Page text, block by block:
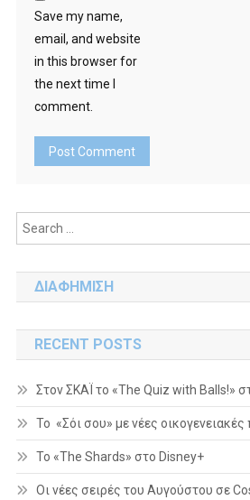
Save my name,
email, and website
in this browser for
the next time I
comment.
ΔΙΑΦΗΜΙΣΗ
RECENT POSTS
Στον ΣΚΑΪ το «The Quiz with Balls!»
Το «Σόι σου» με νέες
To «The Shards» στο Disney+
Οι νέες σειρές του Αυγούστου σε